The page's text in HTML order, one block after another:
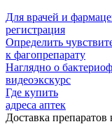
Для врачей и
регистрация
Определить
к фагопрепарату
Наглядно о
видеоэкскурс
Где купить
адреса аптек
Доставка